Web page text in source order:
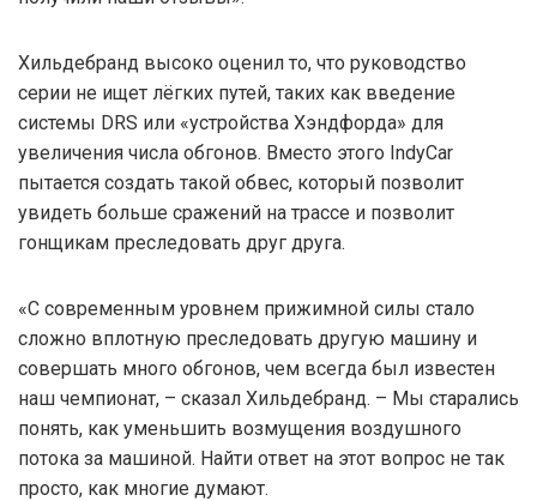
Хильдебранд высоко оценил то, что руководство
серии не ищет лёгких путей, таких как введение
системы DRS или «устройства Хэндфорда» для
увеличения числа обгонов. Вместо этого IndyCar
пытается создать такой обвес, который позволит
увидеть больше сражений на трассе и позволит
гонщикам преследовать друг друга.
«С современным уровнем прижимной силы стало
сложно вплотную преследовать другую машину и
совершать много обгонов, чем всегда был известен
наш чемпионат, – сказал Хильдебранд. – Мы старались
понять, как уменьшить возмущения воздушного
потока за машиной. Найти ответ на этот вопрос не так
просто, как многие думают.